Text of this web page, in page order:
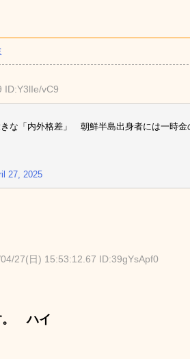
ID:Y3lIe/vC9
な「内外格差」 朝鮮半島出身者には一時金
27, 2025
27(日) 15:53:12.67 ID:39gYsApf0
。 ハイ